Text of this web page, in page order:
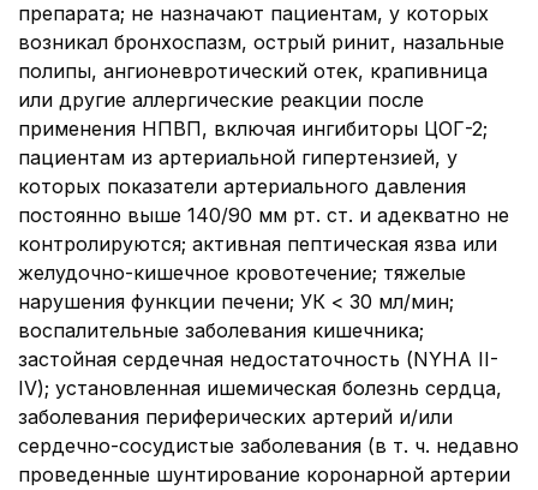
препарата; не назначают пациентам, у которых
возникал бронхоспазм, острый ринит, назальные
полипы, ангионевротический отек, крапивница
или другие аллергические реакции после
применения НПВП, включая ингибиторы ЦОГ-2;
пациентам из артериальной гипертензией, у
которых показатели артериального давления
постоянно выше 140/90 мм рт. ст. и адекватно не
контролируются; активная пептическая язва или
желудочно-кишечное кровотечение; тяжелые
нарушения функции печени; УК < 30 мл/мин;
воспалительные заболевания кишечника;
застойная сердечная недостаточность (NYHA II-
IV); установленная ишемическая болезнь сердца,
заболевания периферических артерий и/или
сердечно-сосудистые заболевания (в т. ч. недавно
проведенные шунтирование коронарной артерии